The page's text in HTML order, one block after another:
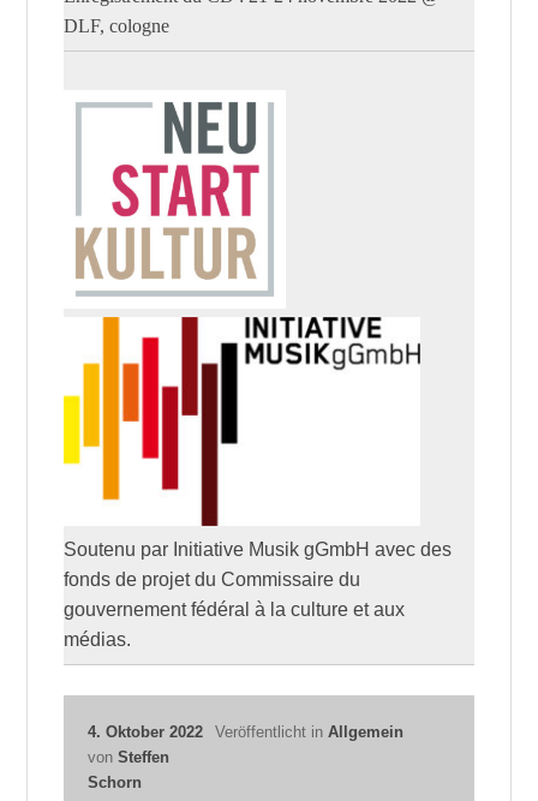
DLF, cologne
Soutenu par Initiative Musik gGmbH avec des
fonds de projet du Commissaire du
gouvernement fédéral à la culture et aux
médias.
4. Oktober 2022
vonSteffen
Schorn
Veröffentlicht in Allgemein